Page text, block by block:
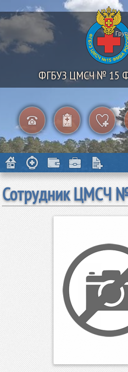
ФГБУЗ ЦМСЧ № 15
Сотрудник ЦМСЧ